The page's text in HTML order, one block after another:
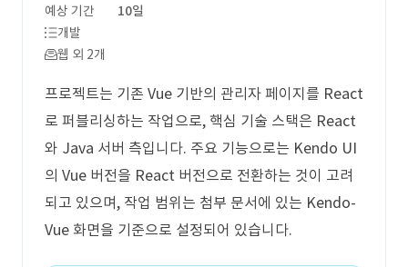
예상 기간
10일
개발
웹 외 2개
프로젝트는 기존 Vue 기반의 관리자 페이지를 React
로 퍼블리싱하는 작업으로, 핵심 기술 스택은 React
와 Java 서버 측입니다. 주요 기능으로는 Kendo UI
의 Vue 버전을 React 버전으로 전환하는 것이 고려
되고 있으며, 작업 범위는 첨부 문서에 있는 Kendo-
Vue 화면을 기준으로 설정되어 있습니다.